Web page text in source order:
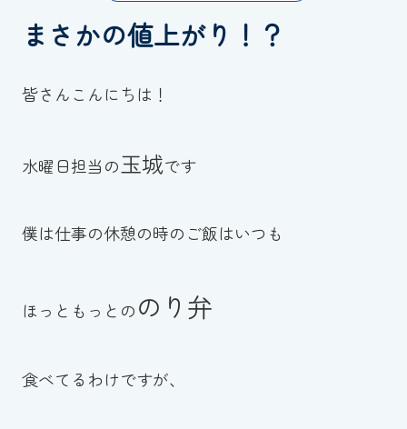
保護者の方へ
採用情報
波スイタイムズ
Tel.098-863-7264
まさかの値上がり！？
皆さんこんにちは！
水曜日担当の玉城です
僕は仕事の休憩の時のご飯はいつも
ほっともっとののり弁
食べてるわけですが、